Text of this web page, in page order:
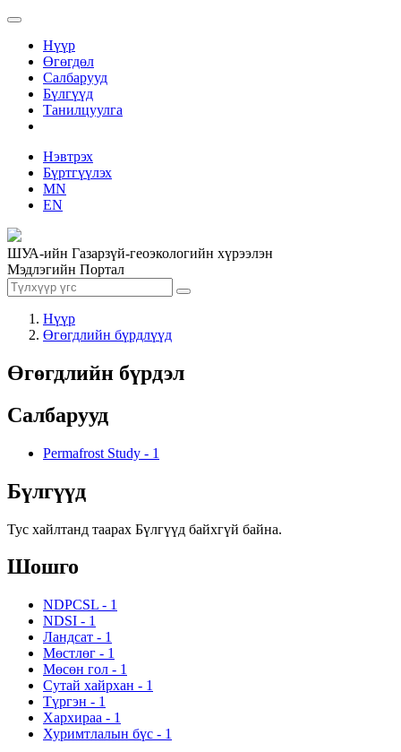
Нүүр
Өгөгдөл
Салбарууд
Бүлгүүд
Танилцуулга
Нэвтрэх
Бүртгүүлэх
MN
EN
ШУА-ийн Газарзүй-геоэкологийн хүрээлэн
Мэдлэгийн Портал
Нүүр
Өгөгдлийн бүрдлүүд
Өгөгдлийн бүрдэл
Салбарууд
Permafrost Study - 1
Бүлгүүд
Тус хайлтанд таарах Бүлгүүд байхгүй байна.
Шошго
NDPCSL - 1
NDSI - 1
Ландсат - 1
Мөстлөг - 1
Мөсөн гол - 1
Сутай хайрхан - 1
Түргэн - 1
Хархираа - 1
Хуримтлалын бүс - 1